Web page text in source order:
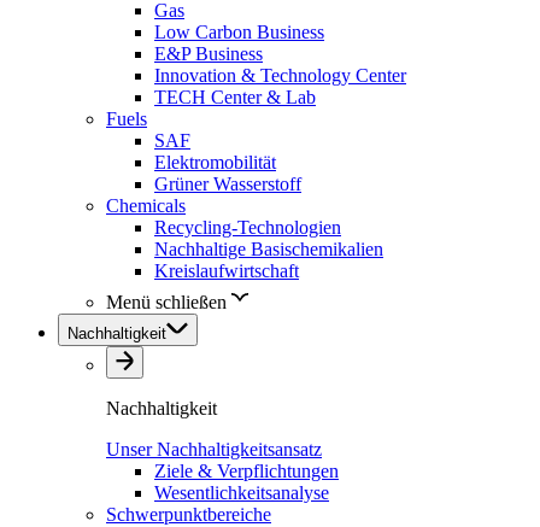
Gas
Low Carbon Business
E&P Business
Innovation & Technology Center
TECH Center & Lab
Fuels
SAF
Elektromobilität
Grüner Wasserstoff
Chemicals
Recycling-Technologien
Nachhaltige Basischemikalien
Kreislaufwirtschaft
Menü schließen
Nachhaltigkeit
Nachhaltigkeit
Unser Nachhaltigkeitsansatz
Ziele & Verpflichtungen
Wesentlichkeitsanalyse
Schwerpunktbereiche